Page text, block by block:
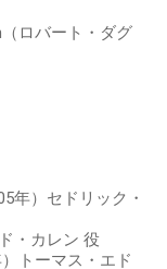
ロバート・ダグ
年）セドリック・
・カレン 役
トーマス・エド